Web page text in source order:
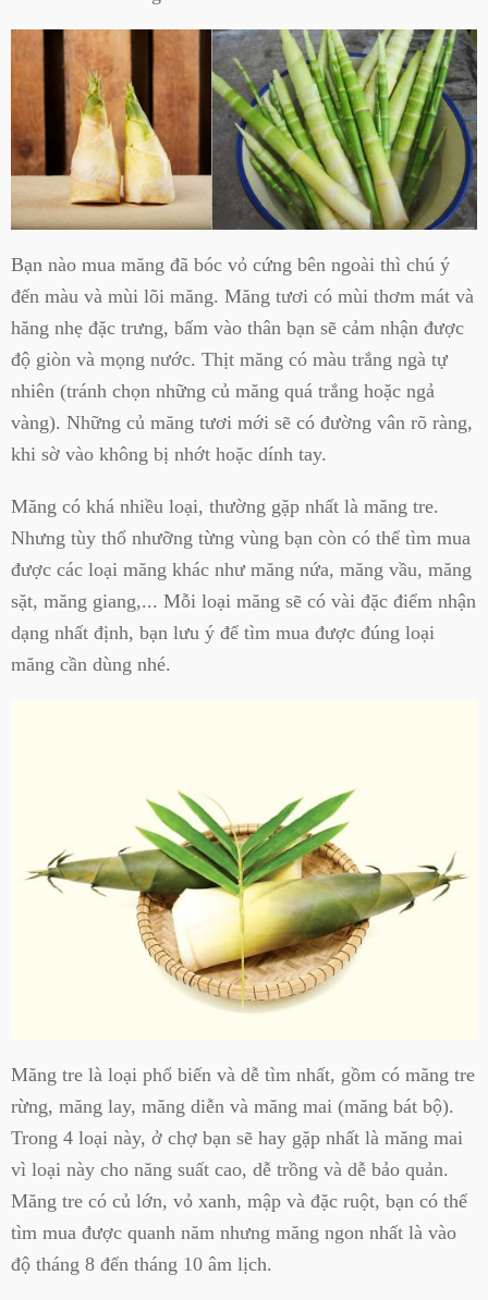
Bạn nào mua măng đã bóc vỏ cứng bên ngoài thì chú ý
đến màu và mùi lõi măng. Măng tươi có mùi thơm mát và
hăng nhẹ đặc trưng, bấm vào thân bạn sẽ cảm nhận được
độ giòn và mọng nước. Thịt măng có màu trắng ngà tự
nhiên (tránh chọn những củ măng quá trắng hoặc ngả
vàng). Những củ măng tươi mới sẽ có đường vân rõ ràng,
khi sờ vào không bị nhớt hoặc dính tay.
Măng có khá nhiều loại, thường gặp nhất là măng tre.
Nhưng tùy thổ nhưỡng từng vùng bạn còn có thể tìm mua
được các loại măng khác như măng nứa, măng vầu, măng
sặt, măng giang,... Mỗi loại măng sẽ có vài đặc điểm nhận
dạng nhất định, bạn lưu ý để tìm mua được đúng loại
măng cần dùng nhé.
Măng tre là loại phổ biến và dễ tìm nhất, gồm có măng tre
rừng, măng lay, măng diễn và măng mai (măng bát bộ).
Trong 4 loại này, ở chợ bạn sẽ hay gặp nhất là măng mai
vì loại này cho năng suất cao, dễ trồng và dễ bảo quản.
Măng tre có củ lớn, vỏ xanh, mập và đặc ruột, bạn có thể
tìm mua được quanh năm nhưng măng ngon nhất là vào
độ tháng 8 đến tháng 10 âm lịch.